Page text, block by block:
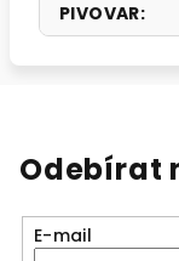
PIVOVAR:
Odebírat
E-mail